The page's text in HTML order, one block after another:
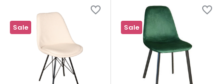
Sale Sale